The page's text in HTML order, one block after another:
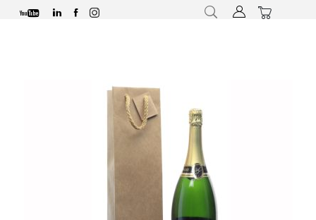
Suche Mein